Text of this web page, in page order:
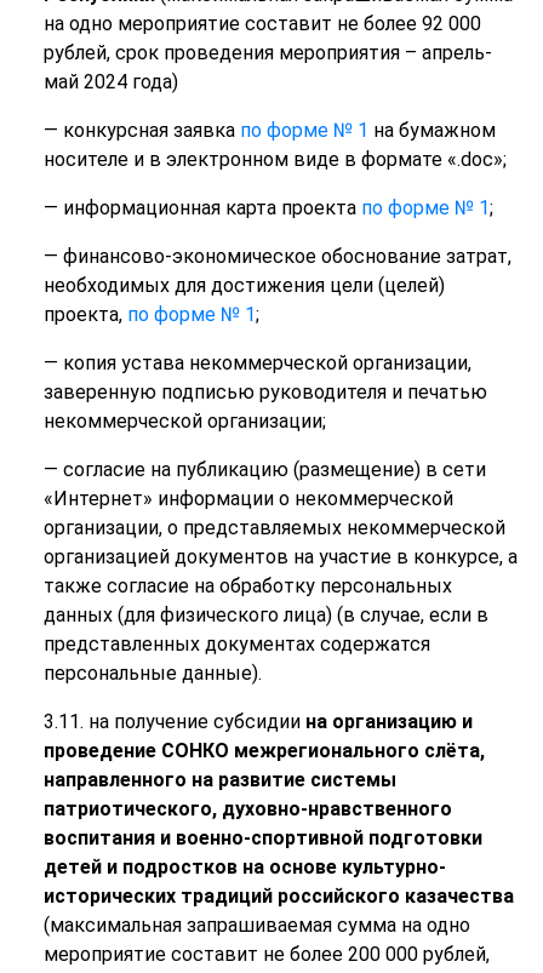
на одно мероприятие составит не более 92 000
рублей, срок проведения мероприятия – апрель-
май 2024 года)
— конкурсная заявка по форме № 1 на бумажном
носителе и в электронном виде в формате «.doc»;
— информационная карта проекта по форме № 1;
— финансово-экономическое обоснование затрат,
необходимых для достижения цели (целей)
проекта, по форме № 1;
— копия устава некоммерческой организации,
заверенную подписью руководителя и печатью
некоммерческой организации;
— согласие на публикацию (размещение) в сети
«Интернет» информации о некоммерческой
организации, о представляемых некоммерческой
организацией документов на участие в конкурсе, а
также согласие на обработку персональных
данных (для физического лица) (в случае, если в
представленных документах содержатся
персональные данные).
3.11. на получение субсидии на организацию и
проведение СОНКО межрегионального слёта,
направленного на развитие системы
патриотического, духовно-нравственного
воспитания и военно-спортивной подготовки
детей и подростков на основе культурно-
исторических традиций российского казачества
(максимальная запрашиваемая сумма на одно
мероприятие составит не более 200 000 рублей,